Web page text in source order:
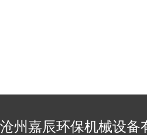
沧州嘉辰环保机械设备